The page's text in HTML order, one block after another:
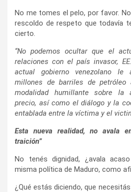
No me tomes el pelo, por favor.
rescoldo de respeto que todavía
cierto.
“No podemos ocultar que el
relaciones con el país invasor,
actual gobierno venezolano le
millones de barriles de petróleo
modalidad humillante sobre la
precio, así como el diálogo y la
entablada entre la víctima y el
Esta nueva realidad, no avala
traición”
No tenés dignidad, ¿avala
misma política de Maduro, como
¿Qué estás diciendo, que